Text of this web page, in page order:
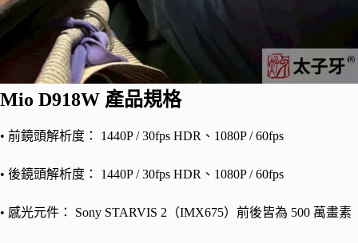
Mio D918W 產品規格
• 前鏡頭解析度： 1440P / 30fps HDR、1080P / 60fps
• 後鏡頭解析度： 1440P / 30fps HDR、1080P / 60fps
• 感光元件： Sony STARVIS 2（IMX675）前後皆為 500 萬畫素